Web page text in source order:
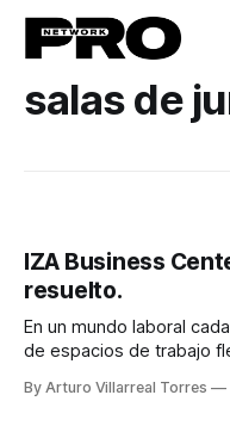
salas de
IZA Business
resuelto.
En un mundo laboral
de espacios de trabajo
principales ciudades de
By Arturo Villarreal Torres